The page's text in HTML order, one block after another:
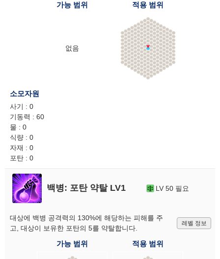
가능 범위
없음
적용 범위
소모자원
사기 : 0
기동력 : 60
물 : 0
식량 : 0
자재 : 0
포탄 : 0
백병: 포탄 약탈 LV1 LV 50 필요
대상에 백병 공격력의 130%에 해당하는 피해를 주
고, 대상이 보유한 포탄의 5를 약탈합니다.
레벨 정보
가능 범위 적용 범위